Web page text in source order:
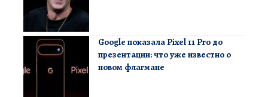
Google показала Pixel 11 Pro до
презентации: что уже известно о
новом флагмане